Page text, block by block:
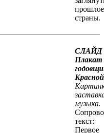
страны.
СЛАЙД
Плакат
музыка.
текст:
Первое